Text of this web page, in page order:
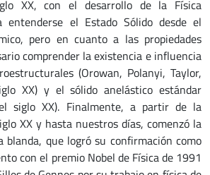
XX, con el desarrollo de la Física
entenderse el Estado Sólido desde el
pero en cuanto a las propiedades
comprender la existencia e influencia
(Orowan, Polanyi, Taylor,
XX) y el sólido anelástico estándar
siglo XX). Finalmente, a partir de la
XX y hasta nuestros días, comenzó la
blanda, que logró su confirmación como
con el premio Nobel de Física de 1991